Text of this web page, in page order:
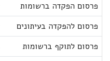
פרסום הפקדה ברשומות
פרסום להפקדה בעיתונים
פרסום לתוקף ברשומות